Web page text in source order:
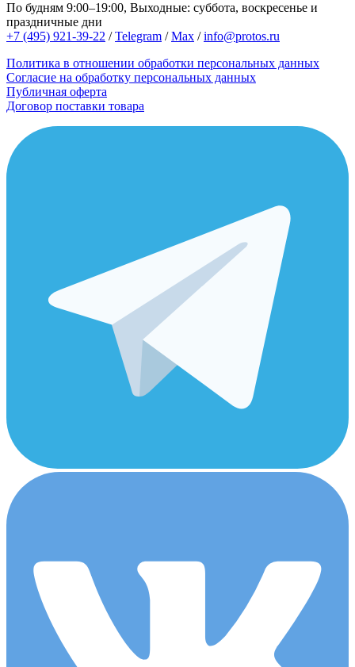
По будням 9:00–19:00, Выходные: суббота, воскресенье и
праздничные дни
+7 (495) 921-39-22 /Telegram /Max /info@protos.ru
Политика в отношении обработки персональных данных
Согласие на обработку персональных данных
Публичная оферта
Договор поставки товара